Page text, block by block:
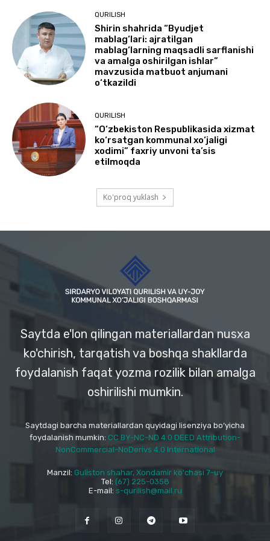
QURILISH
Shirin shahrida “Byudjet
mablag‘lari: ajratilgan
mablag‘larning maqsadli sarflanishi
va amalga oshirilgan ishlar”
mavzusida matbuot anjumani
o‘tkazildi
QURILISH
“O‘zbekiston Respublikasida xizmat
ko‘rsatgan kommunal xo‘jaligi
xodimi” faxriy unvoni ta’sis
etilmoqda
Ko'proq yuklash
Saytda e'lon qilingan materiallardan nusxa
ko'chirish, tarqatish va boshqa shakllarda
foydalanish faqat yozma rozilik bilan amalga
oshirilishi mumkin.
Saytdagi barcha materiallardan quyidagi lisenziya bo‘yicha
foydalanish mumkin: CC BY-NC-ND 4.0 DEED Attribution-
NonCommercial-NoDerivs 4.0 International
Manzil: Guliston shahar, Xondamir ko'chasi 7-uy
Tel: (67) 225-0358
E-mail: s-qurilish@mail.ru